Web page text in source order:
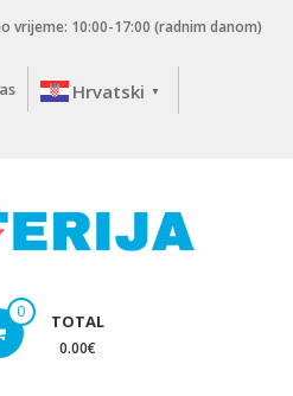
vrijeme: 10:00-17:00 (radnim danom)
Hrvatski ▼
0 TOTAL
0.00€